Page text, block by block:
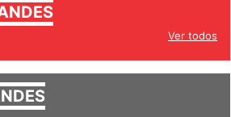
Ver todos